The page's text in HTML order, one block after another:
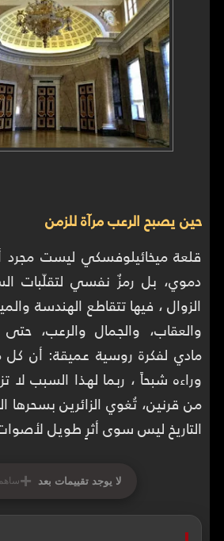
حين يصبح الرعب مرآة للزمن
قلعة ميخائيلوفسكي ليست مجرد
دموي، بل رمزٌ نفسي لتقلّبات
الزوال ، فيها تتقاطع الهندسة
والعقاب، والجمال والرعب،
مادي لفكرة روسية عميقة: أن كل
وراءه شبحاً ، ربما لهذا السبب لا
من قرنين، تُغوي الزائرين بسحرها
التاريخ ليس سوى أثرٍ طويل
لا يوجد تقييمات بعد +ساهم